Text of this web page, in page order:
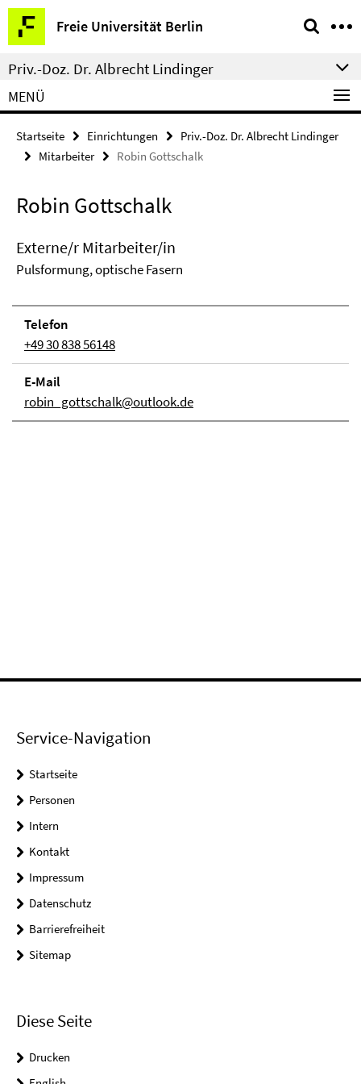
Springe
direkt
zu
Inhalt
Freie Universität Berlin
Service-
Navigation
Priv.-Doz. Dr. Albrecht Lindinger
MENÜ
Startseite Einrichtungen
Priv.-Doz. Dr. Albrecht Lindinger
Mitarbeiter
Robin Gottschalk
Robin Gottschalk
Externe/r Mitarbeiter/in
Pulsformung, optische Fasern
Telefon
+49 30 838 56148
E-Mail
robin_gottschalk@outlook.de
Service-Navigation
Startseite
Personen
Intern
Kontakt
Impressum
Datenschutz
Barrierefreiheit
Sitemap
Diese Seite
Drucken